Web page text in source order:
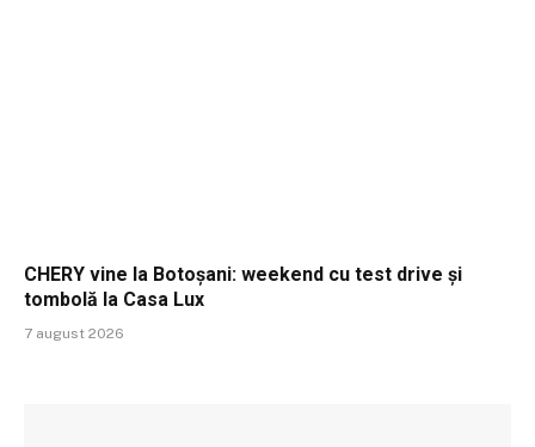
CHERY vine la Botoșani: weekend cu test drive și
tombolă la Casa Lux
7 august 2026